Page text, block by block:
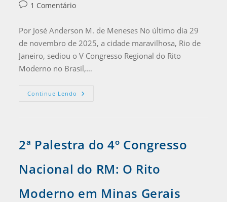
1 Comentário
Por José Anderson M. de Meneses No último dia 29
de novembro de 2025, a cidade maravilhosa, Rio de
Janeiro, sediou o V Congresso Regional do Rito
Moderno no Brasil,…
Continue Lendo
2ª Palestra do 4º Congresso
Nacional do RM: O Rito
Moderno em Minas Gerais